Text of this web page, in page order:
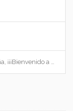
Nuevo directorio de empresas de toda España, ¡¡¡Bienvenido a Cityempresas.com!!!